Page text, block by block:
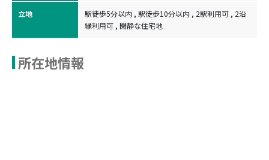
立地
駅徒歩5分以内 , 駅徒歩10分以内 , 2駅利用可 , 2沿
縁利用可 , 閑静な住宅地
所在地情報